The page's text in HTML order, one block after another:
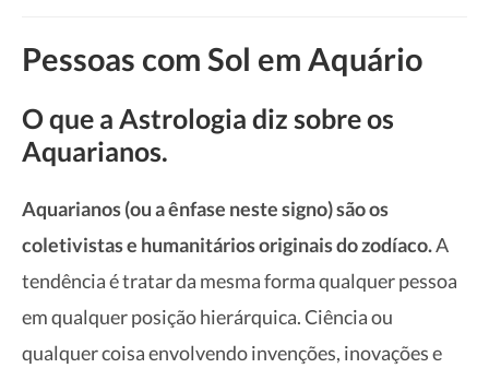
Pessoas com Sol em Aquário
O que a Astrologia diz sobre os
Aquarianos.
Aquarianos (ou a ênfase neste signo) são os
coletivistas e humanitários originais do zodíaco.A
tendência é tratar da mesma forma qualquer pessoa
em qualquer posição hierárquica. Ciência ou
qualquer coisa envolvendo invenções, inovações e